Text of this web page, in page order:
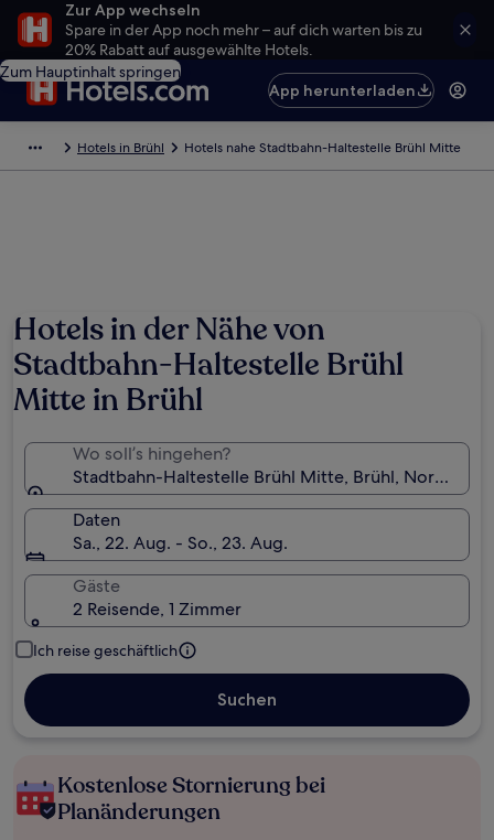
Zur App wechseln
Spare in der App noch mehr – auf dich warten bis zu
20% Rabatt auf ausgewählte Hotels.
Zum Hauptinhalt springen
App herunterladen
Hotels in Brühl Hotels nahe Stadtbahn-Haltestelle Brühl Mitte
Hotels in der Nähe von
Stadtbahn-Haltestelle Brühl
Mitte in Brühl
Wo soll’s hingehen?
Stadtbahn-Haltestelle Brühl Mitte, Brühl,
Daten
Sa., 22. Aug. - So., 23. Aug.
Gäste
2 Reisende, 1 Zimmer
Ich reise geschäftlich
Suchen
Kostenlose Stornierung bei
Planänderungen